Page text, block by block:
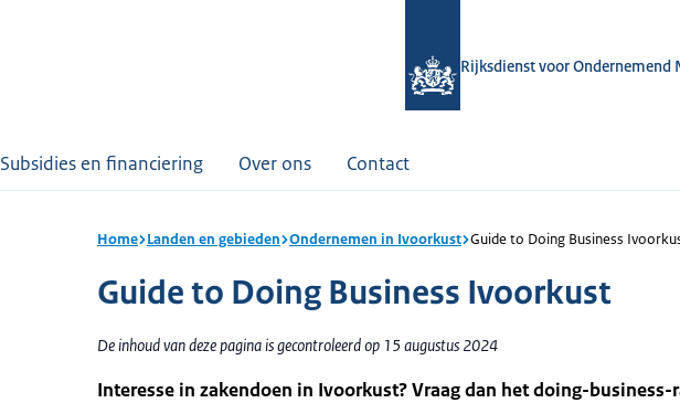
Rijksdienst voor Ondernemend
Subsidies en financiering Over ons Contact
Home Landen en gebieden Ondernemen in Ivoorkust Guide to Doing Business
Guide to Doing Business Ivoorkust
De inhoud van deze pagina is gecontroleerd op 15 augustus 2024
Interesse in zakendoen in Ivoorkust? Vraag dan het doing-business-